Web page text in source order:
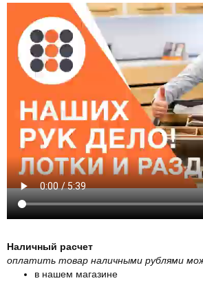
Наличный расчет
оплатить товар наличными рублями
в нашем магазине